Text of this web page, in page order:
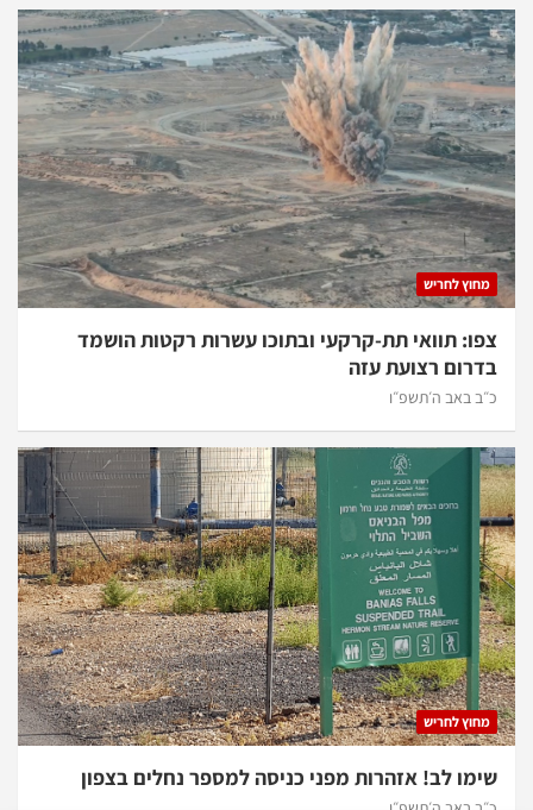
מחוץ לחריש
צפו: תוואי תת-קרקעי ובתוכו עשרות רקטות הושמד
בדרום רצועת עזה
כ״ב באב ה׳תשפ״ו
מחוץ לחריש
שימו לב! אזהרות מפני כניסה למספר נחלים בצפון